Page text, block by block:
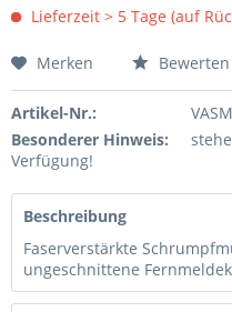
Lieferzeit > 5 Tage (auf
Merken Bewerten
Artikel-Nr.:
Besonderer Hinweis:
Verfügung!
Beschreibung
Faserverstärkte
ungeschnittene